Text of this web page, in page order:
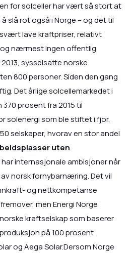
for solceller har vært så stort at
slå rot også i Norge – og det til
lave kraftpriser, relativt
nærmest ingen offentlig
sysselsatte norske
800 personer. Siden den gang
Det årlige solcellemarkedet i
prosent fra 2015 til
solenergi som ble stiftet i fjor,
selskaper, hvorav en stor andel
uten
har internasjonale ambisjoner når
norsk fornybarnæring. Det vil
og nettkompetanse
men Energi Norge
kraftselskap som baserer
på 100 prosent
og Aega Solar.Dersom Norge